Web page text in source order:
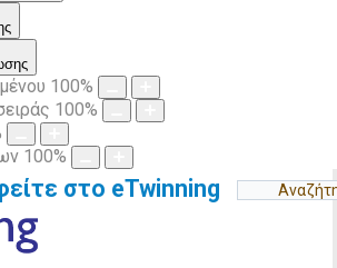
100%
100%
100%
στο eTwinning